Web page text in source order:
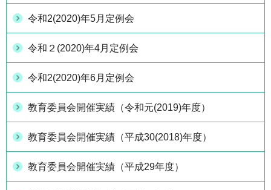
令和2(2020)年5月定例会
令和２(2020)年4月定例会
令和2(2020)年6月定例会
教育委員会開催実績（令和元(2019)年度）
教育委員会開催実績（平成30(2018)年度）
教育委員会開催実績（平成29年度）